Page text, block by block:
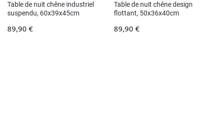
Table de nuit chêne industriel
suspendu, 60x39x45cm
89,90 €
Table de nuit chêne design
flottant, 50x36x40cm
89,90 €